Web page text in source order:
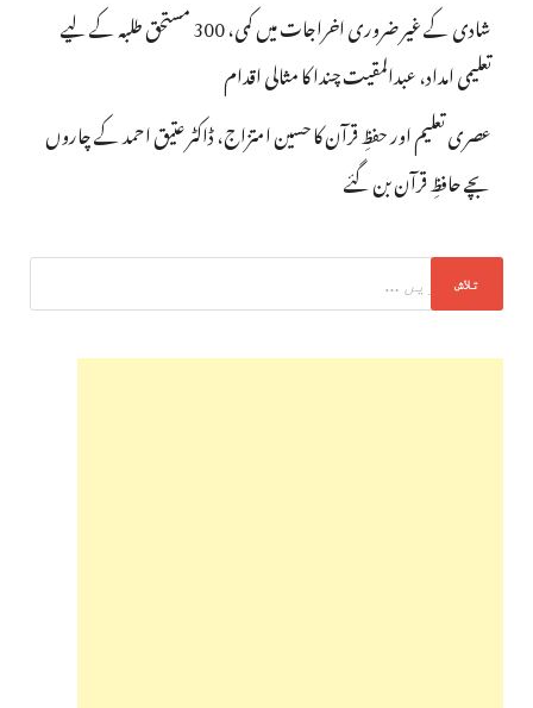
شادی کے غیر ضروری اخراجات میں کمی، 300 مستحق طلبہ کے لیے
تعلیمی امداد، عبدالمقیت چندا کا مثالی اقدام
عصری تعلیم اور حفظِ قرآن کا حسین امتزاج، ڈاکٹر عتیق احمد کے چاروں
بچے حافظِ قرآن بن گئے